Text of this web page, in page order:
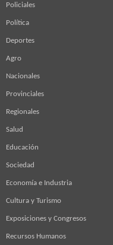
Policiales
Política
Deportes
Agro
Nacionales
Provinciales
Regionales
Salud
Educación
Sociedad
Economía e Industria
Cultura y Turismo
Exposiciones y Congresos
Recursos Humanos